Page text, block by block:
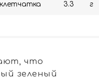
3.3 г
что
зеленый